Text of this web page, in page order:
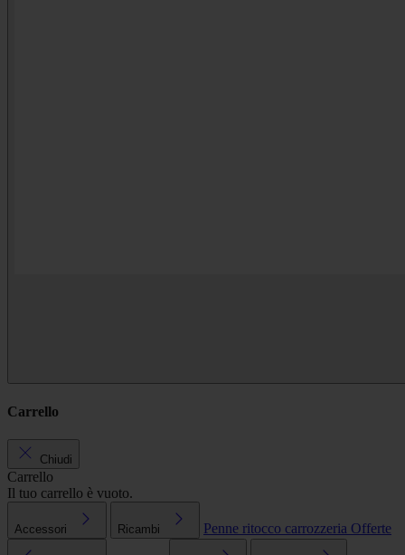
Carrello
Chiudi
Carrello
Il tuo carrello è vuoto.
Accessori Ricambi Penne ritocco carrozzeria Offerte